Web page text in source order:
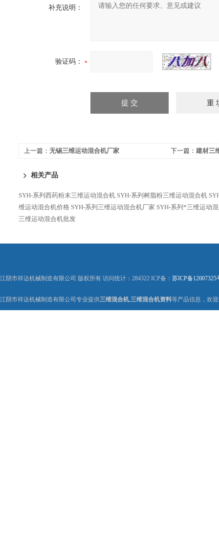
补充说明：
验证码：
上一篇： 无锡三维运动混合机厂家 下一篇： 建材三
相关产品
SYH-系列西药粉末三维运动混合机 SYH-系列树脂粉三维运动混合机
维运动混合机价格 SYH-系列三维运动混合机厂家 SYH-系列*三维运动
三维运动混合机批发
江阴市祥达机械制造有限公司 版权所有 访问统计：284322 ICP备： 苏ICP备12007325
江阴市祥达机械制造有限公司专业提供三维混合机,三维混合机资料等产品信息，欢